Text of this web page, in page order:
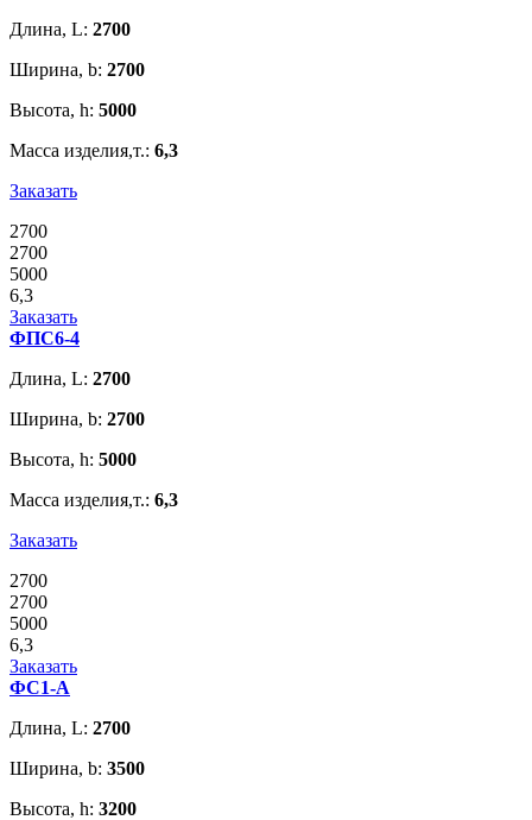
Длина, L: 2700
Ширина, b: 2700
Высота, h: 5000
Масса изделия,т.: 6,3
Заказать
2700
2700
5000
6,3
Заказать
ФПС6-4
Длина, L: 2700
Ширина, b: 2700
Высота, h: 5000
Масса изделия,т.: 6,3
Заказать
2700
2700
5000
6,3
Заказать
ФС1-А
Длина, L: 2700
Ширина, b: 3500
Высота, h: 3200